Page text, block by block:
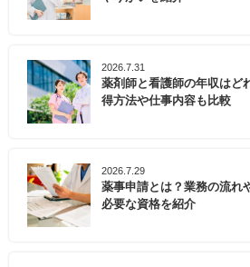
2026.7.31
薬剤師と看護師の年収はど
得方法や仕事内容も比較
2026.7.29
薬事申請とは？業務の流れ
必要な資格を紹介